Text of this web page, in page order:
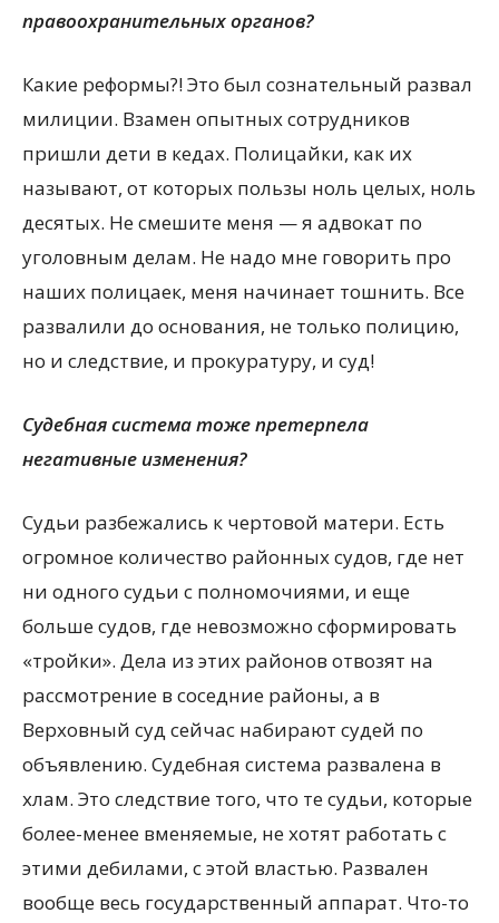
правоохранительных органов?
Какие реформы?! Это был сознательный развал
милиции. Взамен опытных сотрудников
пришли дети в кедах. Полицайки, как их
называют, от которых пользы ноль целых, ноль
десятых. Не смешите меня — я адвокат по
уголовным делам. Не надо мне говорить про
наших полицаек, меня начинает тошнить. Все
развалили до основания, не только полицию,
но и следствие, и прокуратуру, и суд!
Судебная система тоже претерпела
негативные изменения?
Судьи разбежались к чертовой матери. Есть
огромное количество районных судов, где нет
ни одного судьи с полномочиями, и еще
больше судов, где невозможно сформировать
«тройки». Дела из этих районов отвозят на
рассмотрение в соседние районы, а в
Верховный суд сейчас набирают судей по
объявлению. Судебная система развалена в
хлам. Это следствие того, что те судьи, которые
более-менее вменяемые, не хотят работать с
этими дебилами, с этой властью. Развален
вообще весь государственный аппарат. Что-то